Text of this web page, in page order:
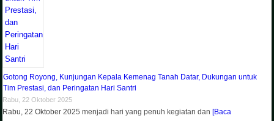
Gotong Royong, Kunjungan Kepala Kemenag Tanah Datar, Dukungan untuk
Tim Prestasi, dan Peringatan Hari Santri
Rabu, 22 Oktober 2025
Rabu, 22 Oktober 2025 menjadi hari yang penuh kegiatan dan [Baca